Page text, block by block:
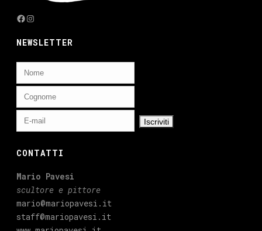
Facebook
Instagram
NEWSLETTER
CONTATTI
Mario Pavesi
scultore e pittore
mario@mariopavesi.it
staff@mariopavesi.it